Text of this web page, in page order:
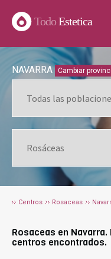
TodoEstetica
NAVARRA Cambiar
Centros Rosaceas
Rosaceas en
centros encontrados.